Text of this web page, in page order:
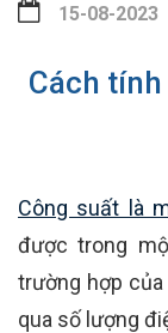
15-08-2023
Cách
Công suất là
được trong
trường hợp
qua số lượng